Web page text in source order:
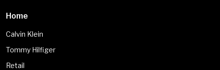
Home
Calvin Klein
Tommy Hilfiger
Retail